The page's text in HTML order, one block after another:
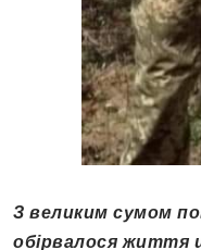
З великим сумом
обірвалося життя